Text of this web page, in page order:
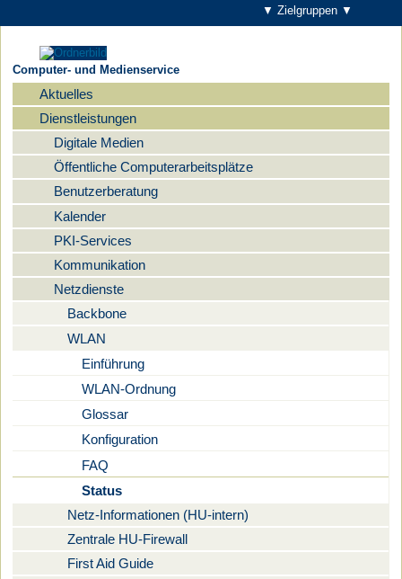
▼ Zielgruppen ▼
Computer- und Medienservice
Navigation
Aktuelles
Dienstleistungen
Digitale Medien
Öffentliche Computerarbeitsplätze
Benutzerberatung
Kalender
PKI-Services
Kommunikation
Netzdienste
Backbone
WLAN
Einführung
WLAN-Ordnung
Glossar
Konfiguration
FAQ
Status
Netz-Informationen (HU-intern)
Zentrale HU-Firewall
First Aid Guide